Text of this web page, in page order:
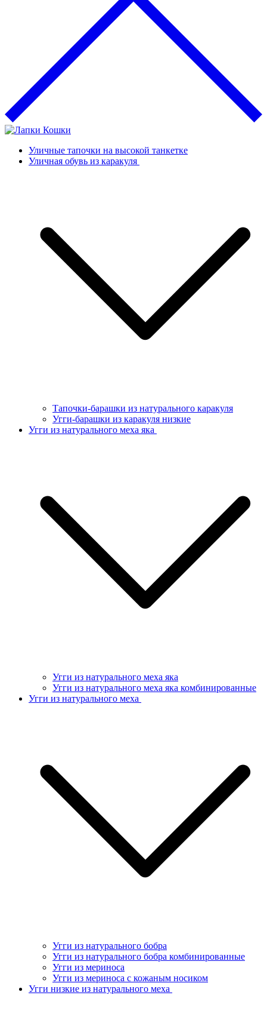
Уличные тапочки на высокой танкетке
Уличная обувь из каракуля
Тапочки-барашки из натурального каракуля
Угги-барашки из каракуля низкие
Угги из натурального меха яка
Угги из натурального меха яка
Угги из натурального меха яка комбинированные
Угги из натурального меха
Угги из натурального бобра
Угги из натурального бобра комбинированные
Угги из мериноса
Угги из мериноса с кожаным носиком
Угги низкие из натурального меха